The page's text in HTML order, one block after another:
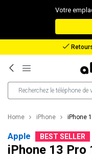
Votre
Home iPhone iPhone
Apple BEST SELLER
iPhone 13 Pro